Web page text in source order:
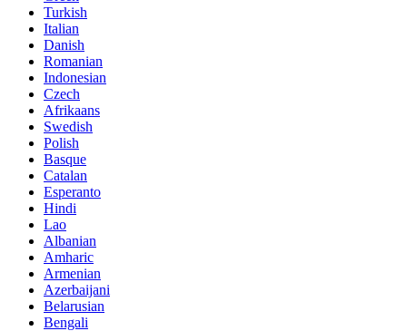
Turkish
Italian
Danish
Romanian
Indonesian
Czech
Afrikaans
Swedish
Polish
Basque
Catalan
Esperanto
Hindi
Lao
Albanian
Amharic
Armenian
Azerbaijani
Belarusian
Bengali